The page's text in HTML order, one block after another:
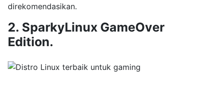
direkomendasikan.
2. SparkyLinux GameOver
Edition.